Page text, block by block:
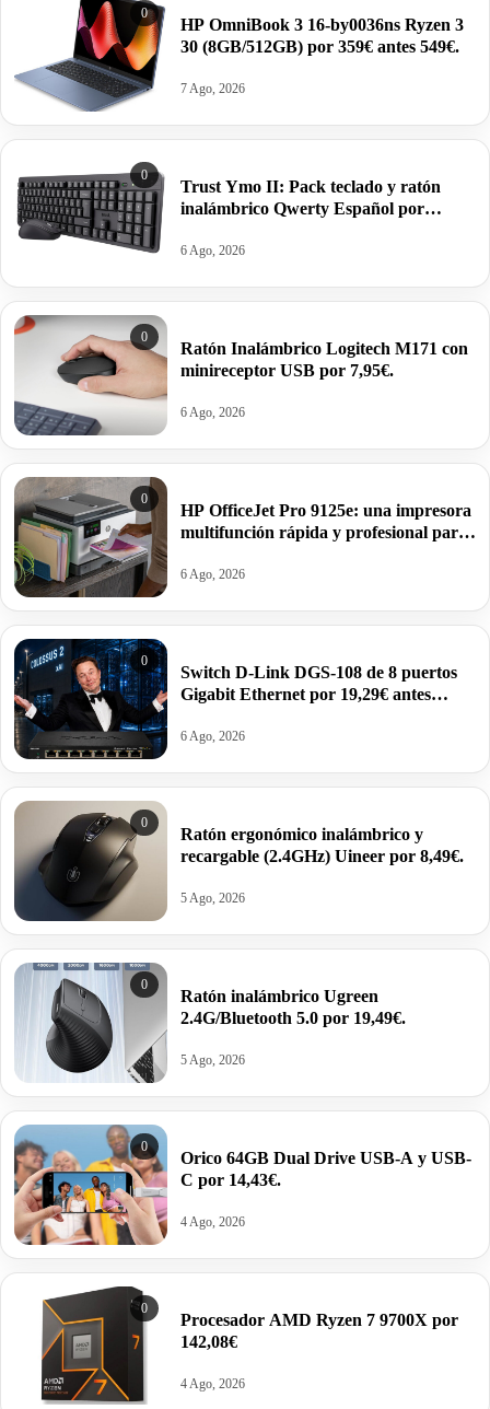
0
HP OmniBook 3 16-by0036ns Ryzen 3
30 (8GB/512GB) por 359€ antes 549€.
7 Ago, 2026
0
Trust Ymo II: Pack teclado y ratón
inalámbrico Qwerty Español por
6 Ago, 2026
0
Ratón Inalámbrico Logitech M171 con
minireceptor USB por 7,95€.
6 Ago, 2026
0
HP OfficeJet Pro 9125e: una impresora
multifunción rápida y profesional para
6 Ago, 2026
0
Switch D-Link DGS-108 de 8 puertos
Gigabit Ethernet por 19,29€ antes
6 Ago, 2026
0
Ratón ergonómico inalámbrico y
recargable (2.4GHz) Uineer por 8,49€.
5 Ago, 2026
0
Ratón inalámbrico Ugreen
2.4G/Bluetooth 5.0 por 19,49€.
5 Ago, 2026
0
Orico 64GB Dual Drive USB-A y USB-
C por 14,43€.
4 Ago, 2026
0
Procesador AMD Ryzen 7 9700X por
142,08€
4 Ago, 2026